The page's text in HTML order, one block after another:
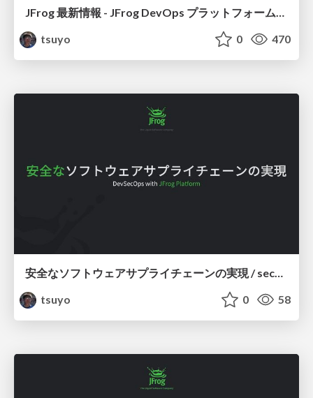
JFrog 最新情報 - JFrog DevOps プラットフォームの今までとこれから / jfrog-update-for-devopskaigi-2022
tsuyo
0 470
tsuyo
0 58